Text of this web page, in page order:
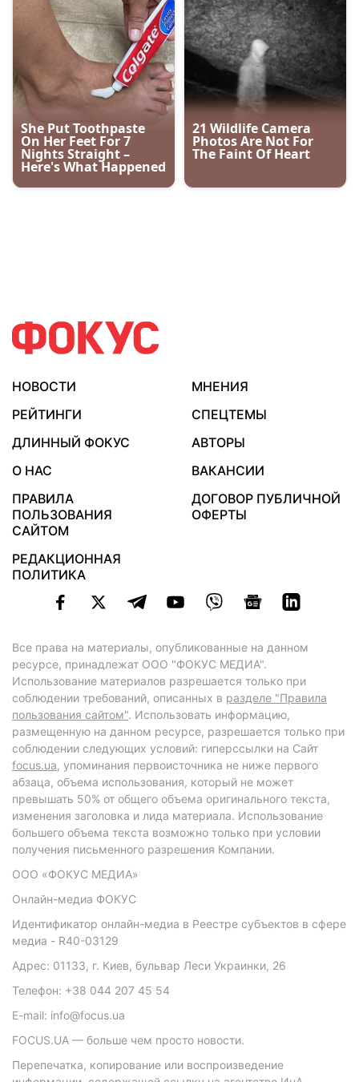
НОВОСТИ
МНЕНИЯ
РЕЙТИНГИ
СПЕЦТЕМЫ
ДЛИННЫЙ ФОКУС
АВТОРЫ
О НАС
ВАКАНСИИ
ПРАВИЛА
ПОЛЬЗОВАНИЯ
САЙТОМ
ДОГОВОР ПУБЛИЧНОЙ
ОФЕРТЫ
РЕДАКЦИОННАЯ
ПОЛИТИКА
Все права на материалы, опубликованные на данном
ресурсе, принадлежат ООО "ФОКУС МЕДИА".
Использование материалов разрешается только при
соблюдении требований, описанных в разделе "Правила
пользования сайтом". Использовать информацию,
размещенную на данном ресурсе, разрешается только при
соблюдении следующих условий: гиперссылки на Сайт
focus.ua, упоминания первоисточника не ниже первого
абзаца, объема использования, который не может
превышать 50% от общего объема оригинального текста,
изменения заголовка и лида материала. Использование
большего объема текста возможно только при условии
получения письменного разрешения Компании.
ООО «ФОКУС МЕДИА»
Онлайн-медиа ФОКУС
Идентификатор онлайн-медиа в Реестре субъектов в сфере
медиа - R40-03129
Адрес: 01133, г. Киев, бульвар Леси Украинки, 26
Телефон: +38 044 207 45 54
E-mail: info@focus.ua
FOCUS.UA — больше чем просто новости.
Перепечатка, копирование или воспроизведение